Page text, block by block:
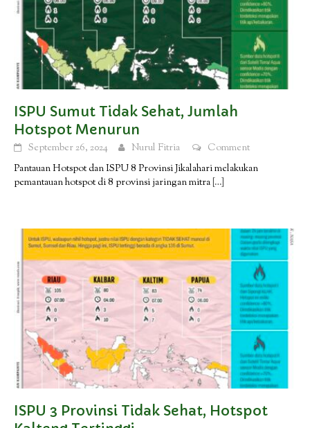
ISPU Sumut Tidak Sehat, Jumlah
Hotspot Menurun
September 26, 2024 Nurul Fitria
Comment
Pantauan Hotspot dan ISPU 8 Provinsi Jikalahari melakukan
pemantauan hotspot di 8 provinsi jaringan mitra […]
ISPU 3 Provinsi Tidak Sehat, Hotspot